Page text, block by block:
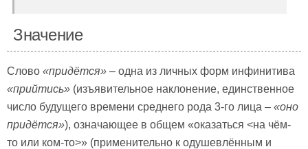
Значение
Слово «придётся» – одна из личных форм инфинитива
«прийтись» (изъявительное наклонение, единственное
число будущего времени среднего рода 3-го лица – «оно
придётся»), означающее в общем «оказаться <на чём-
то или ком-то>» (применительно к одушевлённым и